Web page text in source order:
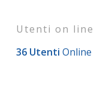
Utenti on line
36 Utenti Online